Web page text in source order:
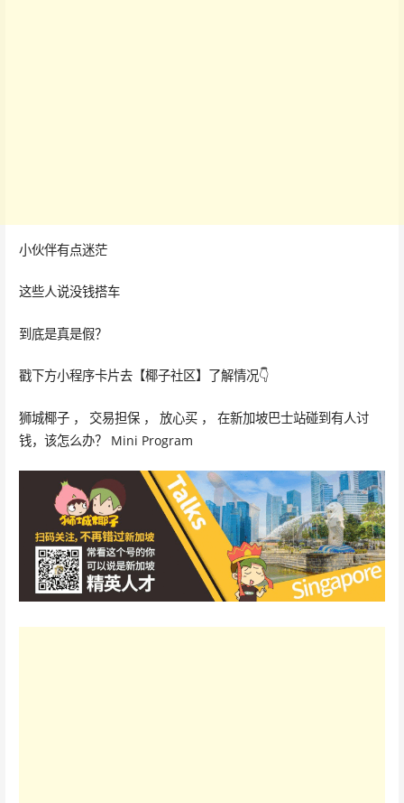
小伙伴有点迷茫
这些人说没钱搭车
到底是真是假？
戳下方小程序卡片去【椰子社区】了解情况👇
狮城椰子 ， 交易担保 ， 放心买 ， 在新加坡巴士站碰到有人讨
钱，该怎么办？ Mini Program